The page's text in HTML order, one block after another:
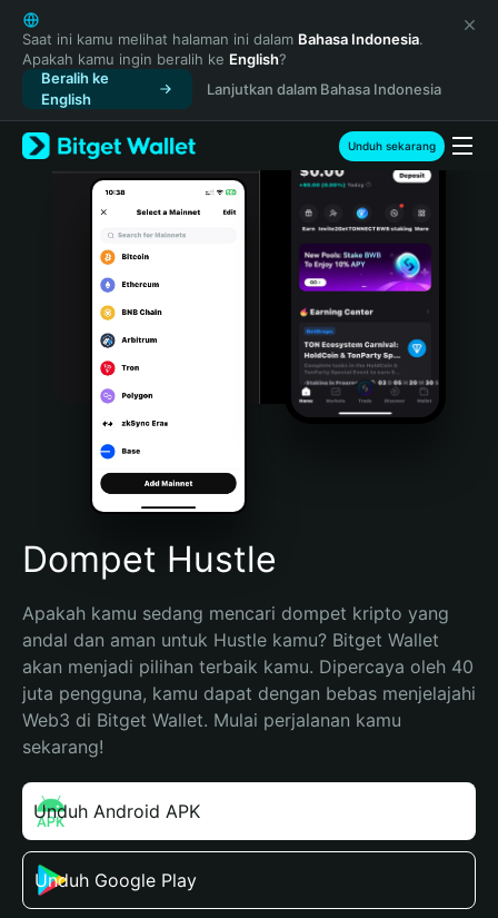
English
日本語
Tiếng Việt
Русский
Español (Latinoamérica)
Türkçe
Italiano
Português (Portugal)
Bahasa Indonesia
Português (Brasil)
Español (Argentina)
Saat ini kamu melihat halaman ini dalam Bahasa Indonesia.
Apakah kamu ingin beralih ke English?
Beralih ke
English
Lanjutkan dalam Bahasa Indonesia
Unduh sekarang
Dompet Hustle
Apakah kamu sedang mencari dompet kripto yang
andal dan aman untuk Hustle kamu? Bitget Wallet
akan menjadi pilihan terbaik kamu. Dipercaya oleh 40
juta pengguna, kamu dapat dengan bebas menjelajahi
Web3 di Bitget Wallet. Mulai perjalanan kamu
sekarang!
Unduh Android APK
Unduh Google Play